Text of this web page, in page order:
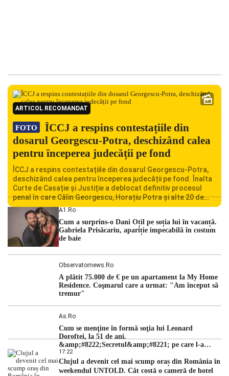
ARTICOL RECOMANDAT
FOTO
ÎCCJ a respins contestațiile din
dosarul Georgescu-Potra, deschizând calea
pentru începerea judecății pe fond
ÎCCJ a respins contestațiile din dosarul Georgescu-Potra,
deschizând calea pentru începerea judecății pe fond. Înalta
Curte de Casație și Justiție a deblocat definitiv procesul
penal în care Călin Georgescu, Horațiu Potra și alte 20 de
persoane sunt acuzați de acțiuni îndreptate împotriva
ordinii constituționale. În ședința din camera preliminară,
judecătorii de la instanța supremă au […]
A1.ro
Cum a surprins-o Dani Oțil pe soția lui în vacanță.
Gabriela Prisăcariu, apariție impecabilă în costum
de baie
Observatornews.ro
A plătit 75.000 de € pe un apartament la My Home
Residence. Coşmarul care a urmat: "Am început să
tremur"
As.ro
Cum se menţine în formă soţia lui Leonard
Doroftei, la 51 de ani.
&amp;#8222;Secretul&amp;#8221; pe care l-a
dezvăluit
17:22
Clujul a devenit cel mai scump oraș din România în
weekendul UNTOLD. Cât costă o cameră de hotel